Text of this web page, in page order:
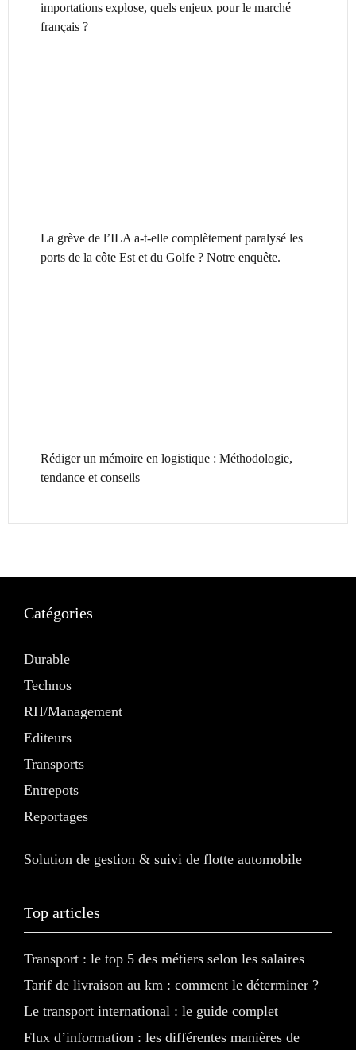
importations explose, quels enjeux pour le marché
français ?
La grève de l’ILA a-t-elle complètement paralysé les
ports de la côte Est et du Golfe ? Notre enquête.
Rédiger un mémoire en logistique : Méthodologie,
tendance et conseils
Catégories
Durable
Technos
RH/Management
Editeurs
Transports
Entrepots
Reportages
Solution de gestion & suivi de flotte automobile
Top articles
Transport : le top 5 des métiers selon les salaires
Tarif de livraison au km : comment le déterminer ?
Le transport international : le guide complet
Flux d’information : les différentes manières de